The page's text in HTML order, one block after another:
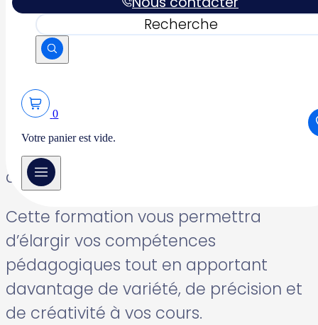
Rechercher
0
Votre panier est vide.
Au cours de ces 2 journées, vous
découvrirez comment utiliser
efficacement le Foam Roller, le Magic
petits accessoires pour adapter les
exercices, accompagner la
progression de vos élèves et répondre
aux besoins de différents publics.
Cette formation vous permettra
d’élargir vos compétences
pédagogiques tout en apportant
davantage de variété, de précision et
de créativité à vos cours.